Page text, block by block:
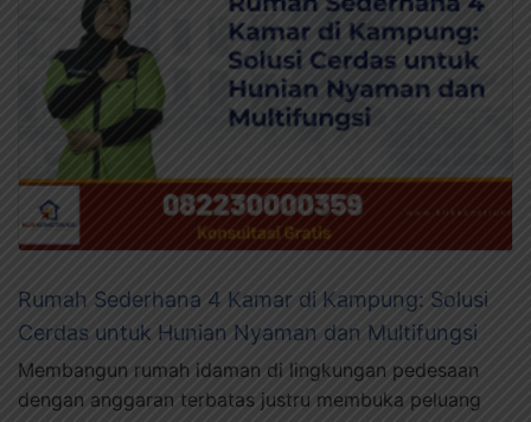
Rumah Sederhana 4 Kamar di Kampung: Solusi
Cerdas untuk Hunian Nyaman dan Multifungsi
Membangun rumah idaman di lingkungan pedesaan
dengan anggaran terbatas justru membuka peluang